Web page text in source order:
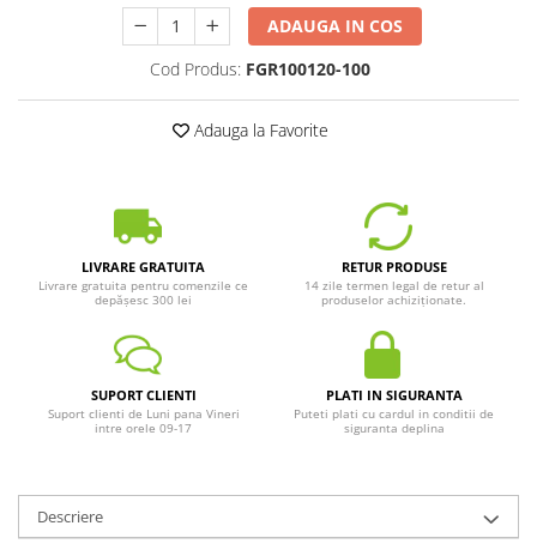
ADAUGA IN COS
Cod Produs: FGR100120-100
Adauga la Favorite
LIVRARE GRATUITA
Livrare gratuita pentru comenzile ce
depășesc 300 lei
RETUR PRODUSE
14 zile termen legal de retur al
produselor achiziționate.
SUPORT CLIENTI
Suport clienti de Luni pana Vineri
intre orele 09-17
PLATI IN SIGURANTA
Puteti plati cu cardul in conditii de
siguranta deplina
Descriere